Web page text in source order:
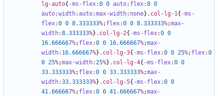
lg-auto{ -ms-flex:0 0 auto; flex:0 0
auto;width:auto;max-width: none} .col-lg-1{ -ms-
flex:0 0 8.333333%; flex:0 0 8.333333%;max-
width:8.333333%} .col-lg-2{ -ms-flex:0 0
16.666667%; flex:0 0 16.666667%;max-
width: 16.666667%} .col-lg-3{ -ms-flex:0 0 25%; flex:0
0 25%;max-width:25%} .col-lg-4{ -ms-flex:0 0
33.333333%; flex:0 0 33.333333%;max-
width:33.333333%} .col-lg-5{ -ms-flex:0 0
41.666667%; flex:0 0 41.666667%;max-